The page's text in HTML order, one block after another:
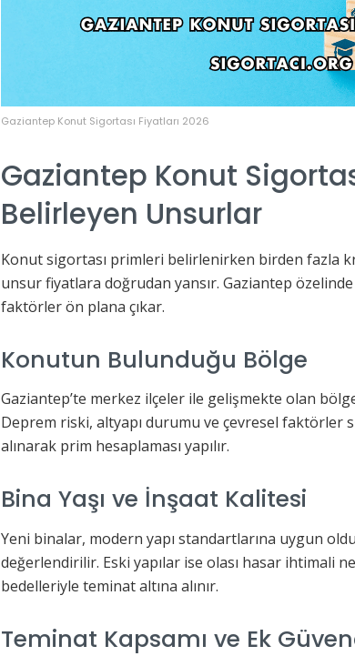
Gaziantep Konut Sigortası Fiyatları 2026
Gaziantep Konut
Belirleyen Unsurlar
Konut sigortası primleri belirlenirken birden fazla
unsur fiyatlara doğrudan yansır. Gaziantep
faktörler ön plana çıkar.
Konutun Bulunduğu Bölge
Gaziantep’te merkez ilçeler ile gelişmekte olan
Deprem riski, altyapı durumu ve çevresel faktörler
alınarak prim hesaplaması yapılır.
Bina Yaşı ve İnşaat Kalitesi
Yeni binalar, modern yapı standartlarına uygun
değerlendirilir. Eski yapılar ise olası hasar ihtimali
bedelleriyle teminat altına alınır.
Teminat Kapsamı ve Ek